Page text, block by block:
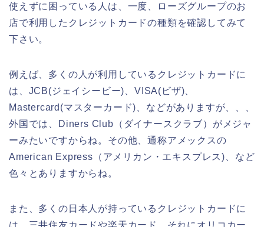
使えずに困っている人は、一度、ローズグループのお
店で利用したクレジットカードの種類を確認してみて
下さい。
例えば、多くの人が利用しているクレジットカードに
は、JCB(ジェイシービー)、VISA(ビザ)、
Mastercard(マスターカード)、などがありますが、、、
外国では、Diners Club（ダイナースクラブ）がメジャ
ーみたいですからね。その他、通称アメックスの
American Express（アメリカン・エキスプレス)、など
色々とありますからね。
また、多くの日本人が持っているクレジットカードに
は、三井住友カードや楽天カード、それにオリコカー